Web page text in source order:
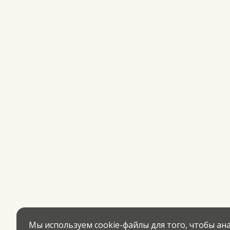
Мы используем cookie-файлы для того, чтобы